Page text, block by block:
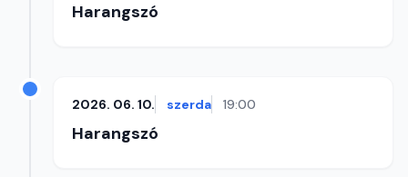
Harangszó
2026. 06. 10. szerda 19:00
Harangszó